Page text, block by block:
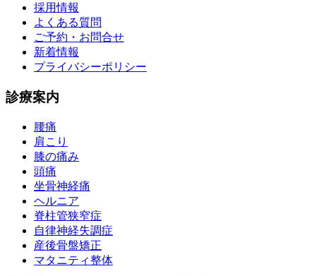
採用情報
よくある質問
ご予約・お問合せ
新着情報
プライバシーポリシー
診療案内
腰痛
肩こり
膝の痛み
頭痛
坐骨神経痛
ヘルニア
脊柱管狭窄症
自律神経失調症
産後骨盤矯正
マタニティ整体